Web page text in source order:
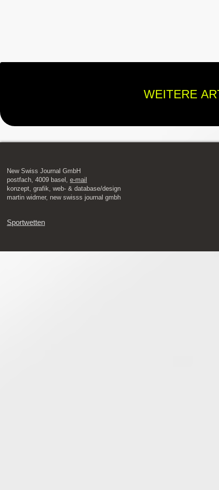
WEITERE
New Swiss Journal GmbH
postfach, 4009 basel, e-mail
​konzept, grafik, web- & database/design
martin widmer, new swisss journal gmbh
Sportwetten